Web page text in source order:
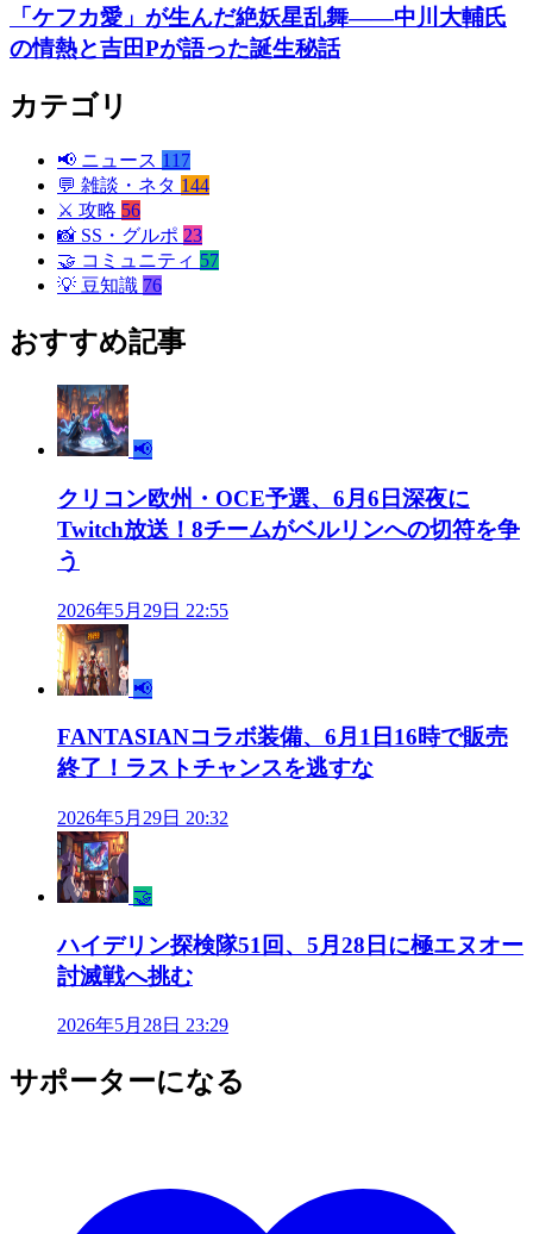
「ケフカ愛」が生んだ絶妖星乱舞——中川大輔氏
の情熱と吉田Pが語った誕生秘話
カテゴリ
📢 ニュース 117
💬 雑談・ネタ 144
⚔️ 攻略 56
📸 SS・グルポ 23
🤝 コミュニティ 57
💡 豆知識 76
おすすめ記事
📢
クリコン欧州・OCE予選、6月6日深夜に
Twitch放送！8チームがベルリンへの切符を争
う
2026年5月29日 22:55
📢
FANTASIANコラボ装備、6月1日16時で販売
終了！ラストチャンスを逃すな
2026年5月29日 20:32
🤝
ハイデリン探検隊51回、5月28日に極エヌオー
討滅戦へ挑む
2026年5月28日 23:29
サポーターになる